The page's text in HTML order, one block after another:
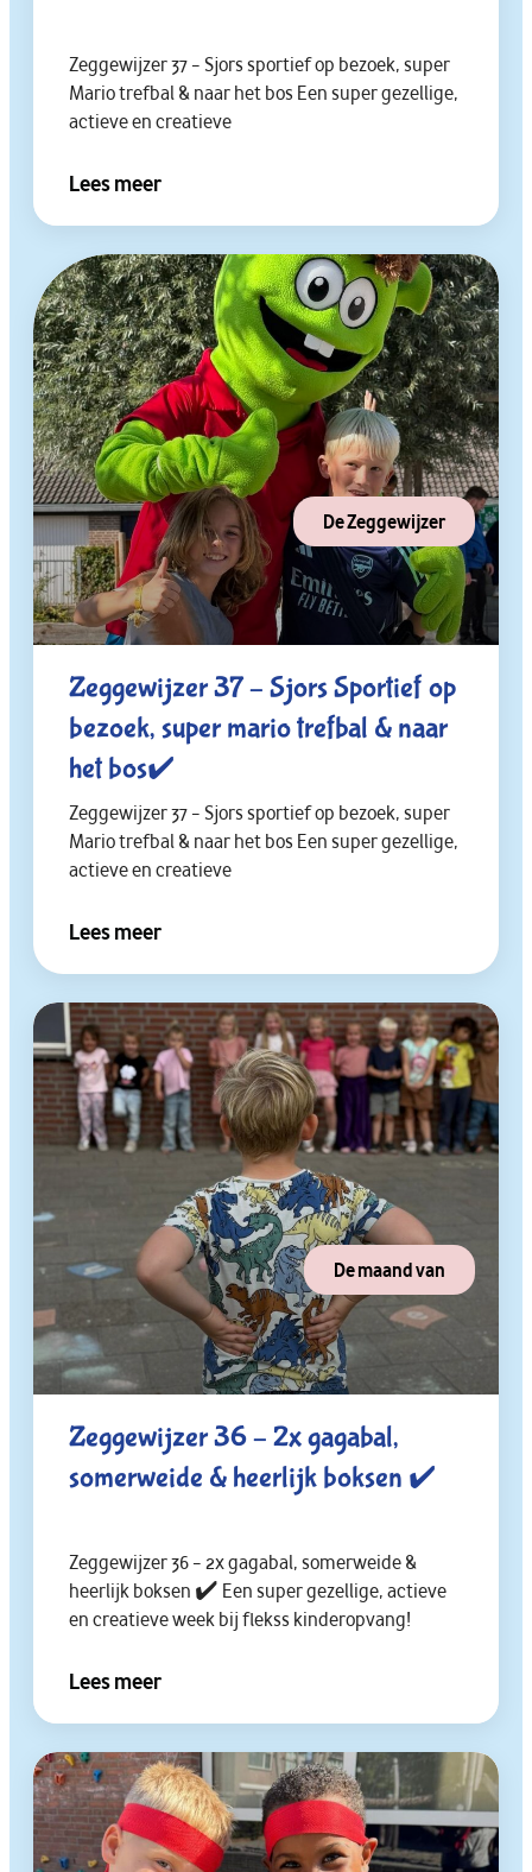
Zeggewijzer 37 – Sjors sportief op bezoek, super
Mario trefbal & naar het bos Een super gezellige,
actieve en creatieve
Lees meer
De Zeggewijzer
Zeggewijzer 37 – Sjors Sportief op
bezoek, super mario trefbal & naar
het bos✔️
Zeggewijzer 37 – Sjors sportief op bezoek, super
Mario trefbal & naar het bos Een super gezellige,
actieve en creatieve
Lees meer
De maand van
Zeggewijzer 36 – 2x gagabal,
somerweide & heerlijk boksen ✔️
Zeggewijzer 36 – 2x gagabal, somerweide &
heerlijk boksen ✔️ Een super gezellige, actieve
en creatieve week bij flekss kinderopvang!
Lees meer